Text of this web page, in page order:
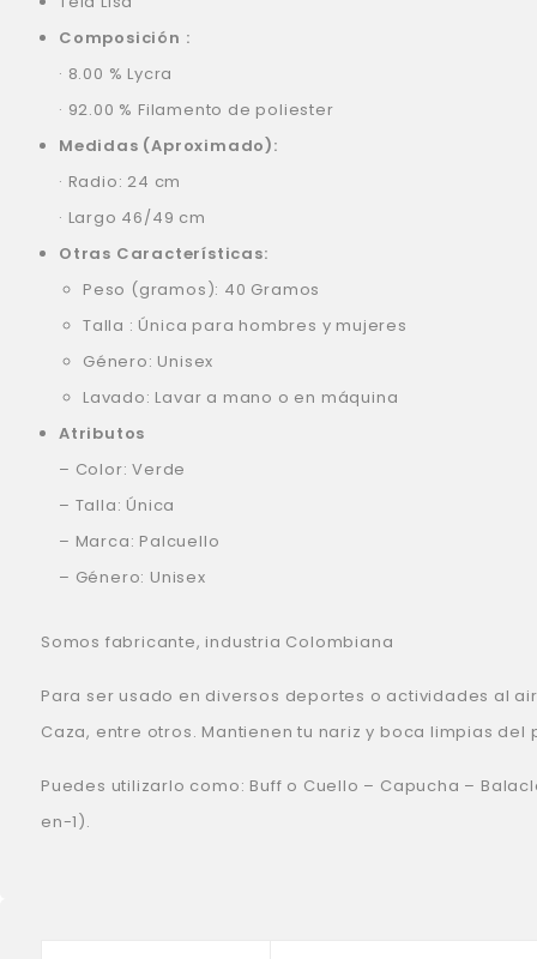
Composición :
· 8.00 % Lycra
· 92.00 % Filamento de poliester
Medidas (Aproximado):
· Radio: 24 cm
· Largo 46/49 cm
Otras Características:
Peso (gramos): 40 Gramos
Talla : Única para hombres y mujeres
Género: Unisex
Lavado: Lavar a mano o en máquina
Atributos
– Color: Verde
– Talla: Única
– Marca: Palcuello
– Género: Unisex
Somos fabricante, industria Colombiana
Para ser usado en diversos deportes o actividades al
Caza, entre otros. Mantienen tu nariz y boca limpias del
Puedes utilizarlo como: Buff o Cuello – Capucha –
en-1).